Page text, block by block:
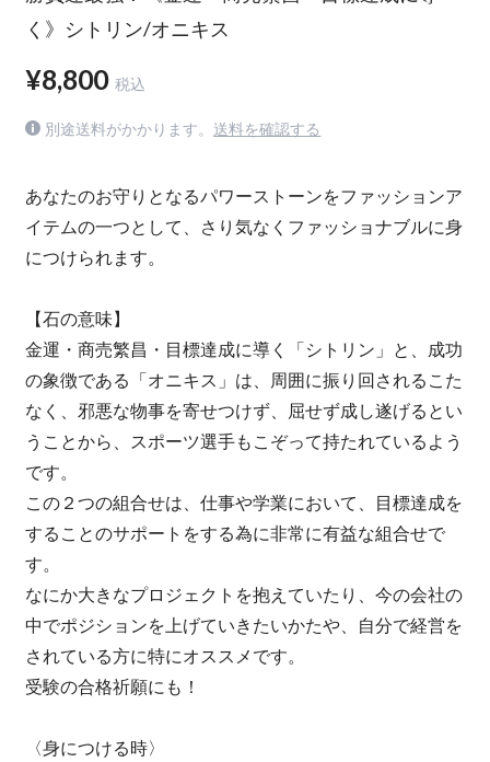
く》シトリン/オニキス
¥8,800 税込
別途送料がかかります。 送料を確認する
あなたのお守りとなるパワーストーンをファッションア
イテムの一つとして、さり気なくファッショナブルに身
につけられます。
【石の意味】
金運・商売繁昌・目標達成に導く「シトリン」と、成功
の象徴である「オニキス」は、周囲に振り回されるこた
なく、邪悪な物事を寄せつけず、屈せず成し遂げるとい
うことから、スポーツ選手もこぞって持たれているよう
です。
この２つの組合せは、仕事や学業において、目標達成を
することのサポートをする為に非常に有益な組合せで
す。
なにか大きなプロジェクトを抱えていたり、今の会社の
中でポジションを上げていきたいかたや、自分で経営を
されている方に特にオススメです。
受験の合格祈願にも！
〈身につける時〉